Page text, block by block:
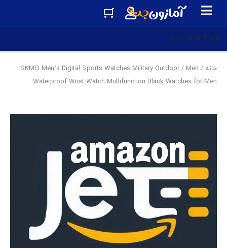
[eas-searchtop]
خانه /
Men
/ SKMEI Men’s Digital Sports Watches Military Outdoor
Waterproof Wrist Watch Multifunction Black Watches for Men